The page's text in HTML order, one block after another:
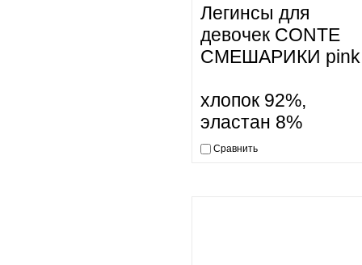
Легинсы для
девочек CONTE
СМЕШАРИКИ pink
хлопок 92%,
эластан 8%
Сравнить